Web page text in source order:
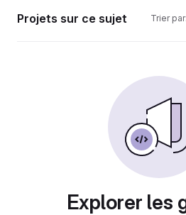
Projets sur ce sujet Trier par:
Explorer les